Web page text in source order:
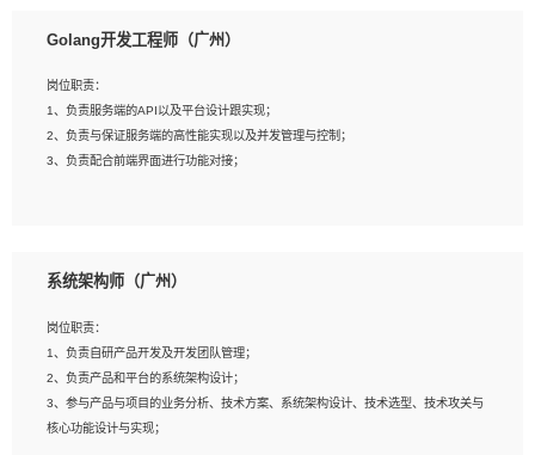
2、熟悉PostgreSQL、redis、MongoDB、ElasticSearch等开源数据库运维管理，
4、熟悉Hadoop、HBASE、Spark等大数据平台优先。
5、熟悉linux或任意一种unix操作系统，如有较强操作系统侧工作经验者优先。
6、具备丰富的项目实施经验，较强的自我学习能力。
Golang开发工程师（广州）
岗位职责：
1、负责服务端的API以及平台设计跟实现；
2、负责与保证服务端的高性能实现以及并发管理与控制；
3、负责配合前端界面进行功能对接；
2、1年以上Golang开发工作经验，能独立完成相应项目开发；
与实现，熟悉常用开源框架及设计模式；
4、熟悉Golang、连接池、消息队列等组件使用、熟悉后端开发、测试、调试流程
跟工具使用；
5、对技术有激情，喜欢钻研，能快速接受和掌握新技术，学习能力和工作责任心
强，良好的沟通表达能力和团队协作能力。
系统架构师（广州）
岗位职责：
1、负责自研产品开发及开发团队管理；
2、负责产品和平台的系统架构设计；
3、参与产品与项目的业务分析、技术方案、系统架构设计、技术选型、技术攻关与
核心功能设计与实现；